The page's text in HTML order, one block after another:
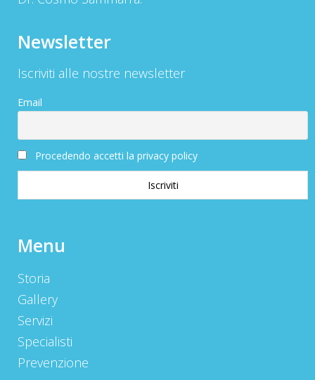
Newsletter
Iscriviti alle nostre newsletter
Email
Procedendo accetti la privacy policy
Menu
Storia
Gallery
Servizi
Specialisti
Prevenzione